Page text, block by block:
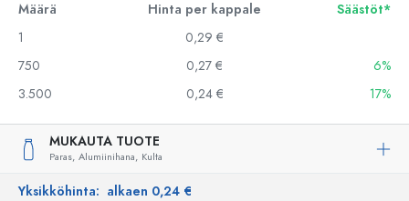
Määrä Hinta per kappale
Säästöt*
1
0,29 €
750
0,27 €
6%
3.500
0,24 € 17%
MUKAUTA TUOTE
Paras, Alumiinihana, Kulta
Yksikköhinta: alkaen 0,24 €